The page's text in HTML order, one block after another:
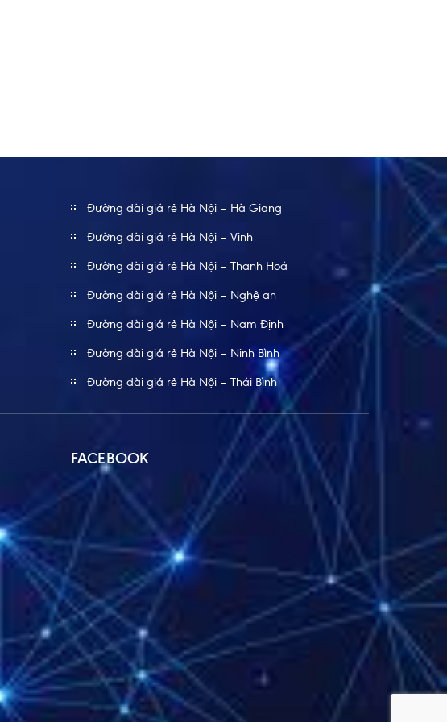
Đường dài giá rẻ Hà Nội – Hà Giang
Đường dài giá rẻ Hà Nội – Vinh
Đường dài giá rẻ Hà Nội – Thanh Hoá
Đường dài giá rẻ Hà Nội – Nghệ an
Đường dài giá rẻ Hà Nội – Nam Định
Đường dài giá rẻ Hà Nội – Ninh Bình
Đường dài giá rẻ Hà Nội – Thái Bình
FACEBOOK